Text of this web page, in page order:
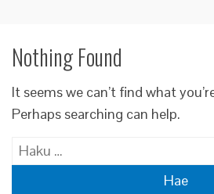
Nothing Found
It seems we can’t find what
Perhaps searching can help.
Haku: